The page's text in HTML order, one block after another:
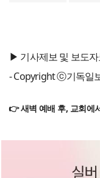
▶ 기사제보 및 보도
- Copyright ⓒ기독일
👉 새벽 예배 후, 교회에